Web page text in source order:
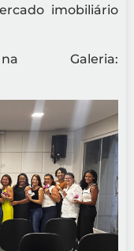
imobiliário
Galeria: